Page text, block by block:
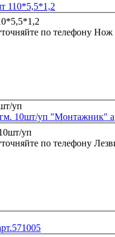
110*5,5*1,2
по телефону Нож
10шт/уп "Монтажник"
по телефону